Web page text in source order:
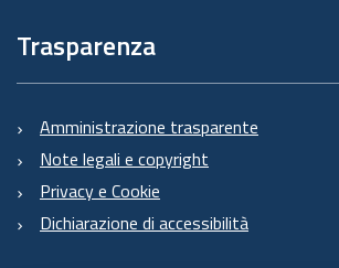
Trasparenza
Amministrazione trasparente
Note legali e copyright
Privacy e Cookie
Dichiarazione di accessibilità